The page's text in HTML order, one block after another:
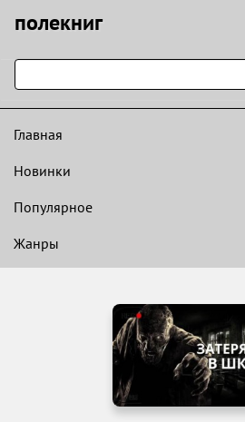
полекниг
Главная
Новинки
Популярное
Жанры